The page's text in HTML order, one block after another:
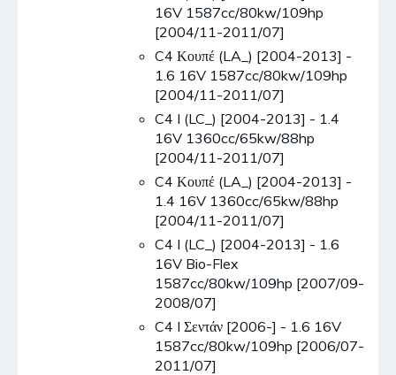
16V 1587cc/80kw/109hp
[2004/11-2011/07]
C4 Κουπέ (LA_) [2004-2013] -
1.6 16V 1587cc/80kw/109hp
[2004/11-2011/07]
C4 I (LC_) [2004-2013] - 1.4
16V 1360cc/65kw/88hp
[2004/11-2011/07]
C4 Κουπέ (LA_) [2004-2013] -
1.4 16V 1360cc/65kw/88hp
[2004/11-2011/07]
C4 I (LC_) [2004-2013] - 1.6
16V Bio-Flex
1587cc/80kw/109hp [2007/09-
2008/07]
C4 I Σεντάν [2006-] - 1.6 16V
1587cc/80kw/109hp [2006/07-
2011/07]